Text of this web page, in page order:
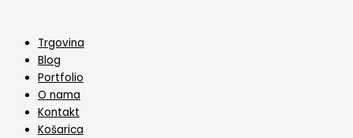
contentTrgovina
Blog
Portfolio
O nama
Kontakt
Košarica
12
količina